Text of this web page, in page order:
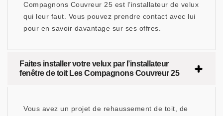
Compagnons Couvreur 25 est l’installateur de velux
qui leur faut. Vous pouvez prendre contact avec lui
pour en savoir davantage sur ses offres.
Faites installer votre velux par l’installateur
fenêtre de toit Les Compagnons Couvreur 25
Vous avez un projet de rehaussement de toit, de